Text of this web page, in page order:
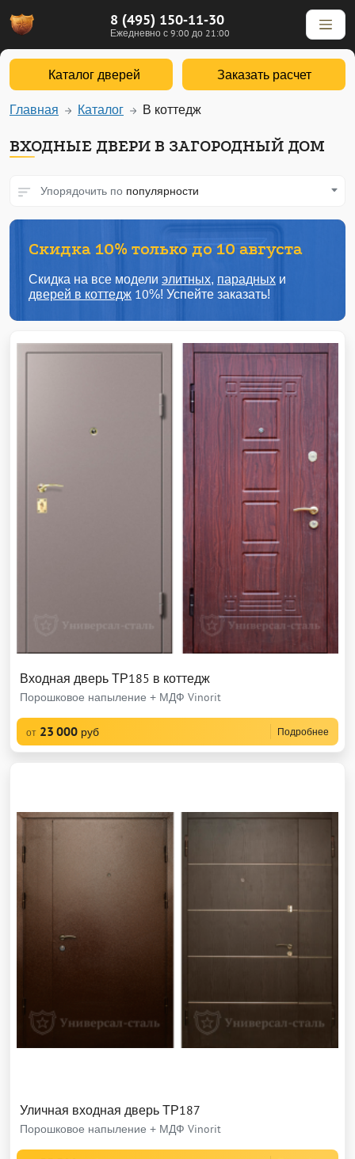
8 (495) 150-11-30
Ежедневно с 9:00 до 21:00
Каталог дверей Заказать расчет
Главная Каталог В коттедж
ВХОДНЫЕ ДВЕРИ В ЗАГОРОДНЫЙ ДОМ
Упорядочить по популярности
Скидка 10% только до 10 августа
Скидка на все модели элитных, парадных и
дверей в коттедж 10%! Успейте заказать!
Входная дверь ТР185 в коттедж
Порошковое напыление + МДФ Vinorit
от 23 000 руб Подробнее
Уличная входная дверь ТР187
Порошковое напыление + МДФ Vinorit